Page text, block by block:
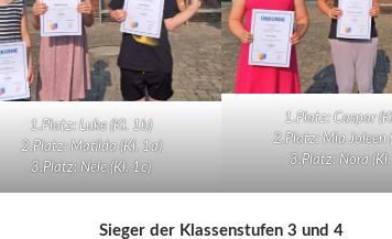
1.Platz: Luke (Kl. 1b)
2.Platz: Matilda (Kl. 1a)
3.Platz: Nele (Kl. 1c)
1.Platz: Caspar
2.Platz: Mia Joleen
3.Platz: Nora
Sieger der Klassenstufen 3 und 4